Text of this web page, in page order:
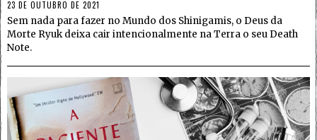
23 DE OUTUBRO DE 2021
Sem nada para fazer no Mundo dos Shinigamis, o Deus da
Morte Ryuk deixa cair intencionalmente na Terra o seu Death
Note.